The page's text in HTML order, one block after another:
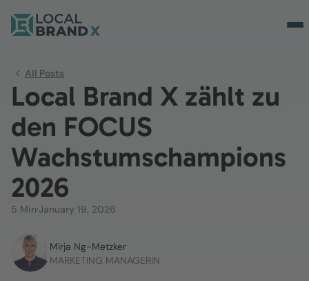
All Posts
Local Brand X zählt zu
den FOCUS
Wachstumschampions
2026
5 Min·January 19, 2026
Mirja Ng-Metzker
MARKETING MANAGERIN